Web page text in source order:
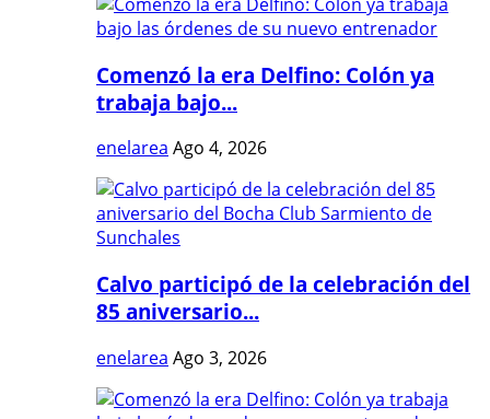
Comenzó la era Delfino: Colón ya
trabaja bajo...
enelarea Ago 4, 2026
Calvo participó de la celebración del
85 aniversario...
enelarea Ago 3, 2026